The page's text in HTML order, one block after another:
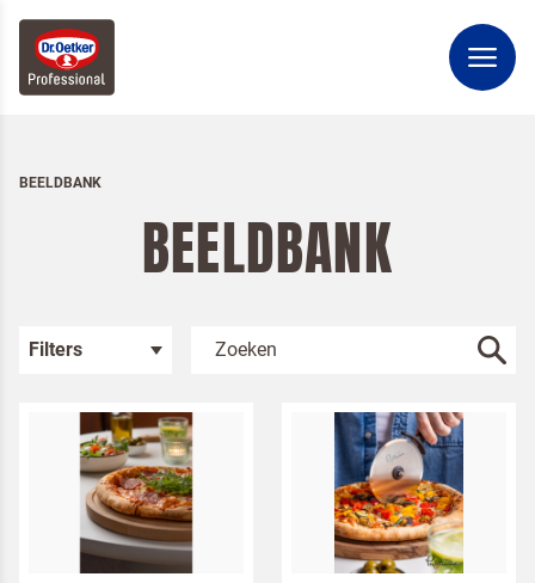
BEELDBANK
BEELDBANK
Filters
Kies je categorie
Sfeerbeelden
Bakken
Desserts
Packshots
Alsa
Logo's